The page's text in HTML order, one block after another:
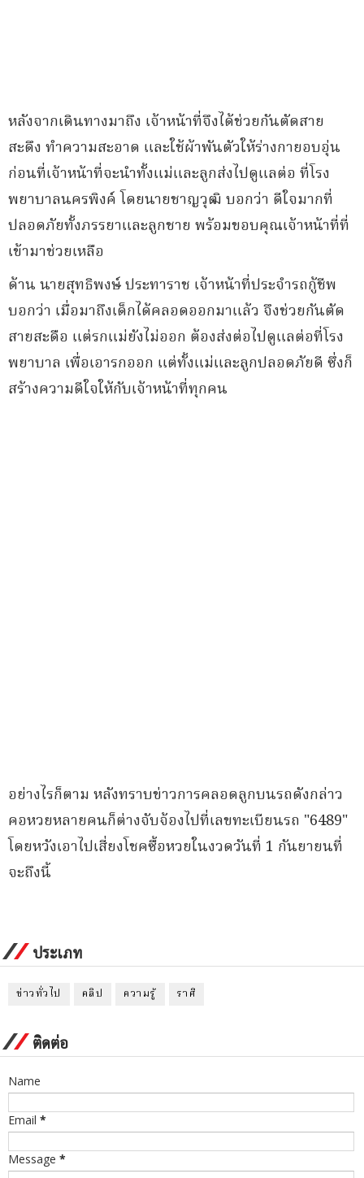
หลังจากเดินทางมาถึง เจ้าหน้าที่จึงได้ช่วยกันตัดสาย
สะดึง ทำความสะอาด และใช้ผ้าพันตัวให้ร่างกายอบอุ่น
ก่อนที่เจ้าหน้าที่จะนำทั้งแม่และลูกส่งไปดูแลต่อ ที่โรง
พยาบาลนครพิงค์ โดยนายชาญวุฒิ บอกว่า ดีใจมากที่
ปลอดภัยทั้งภรรยาและลูกชาย พร้อมขอบคุณเจ้าหน้าที่ที่
เข้ามาช่วยเหลือ
ด้าน นายสุทธิพงษ์ ประทาราช เจ้าหน้าที่ประจำรถกู้ชีพ
บอกว่า เมื่อมาถึงเด็กได้คลอดออกมาแล้ว จึงช่วยกันตัด
สายสะดือ แต่รกแม่ยังไม่ออก ต้องส่งต่อไปดูแลต่อที่โรง
พยาบาล เพื่อเอารกออก แต่ทั้งแม่และลูกปลอดภัยดี ซึ่งก็
สร้างความดีใจให้กับเจ้าหน้าที่ทุกคน
อย่างไรก็ตาม หลังทราบข่าวการคลอดลูกบนรถดังกล่าว
คอหวยหลายคนก็ต่างจับจ้องไปที่เลขทะเบียนรถ "6489"
โดยหวังเอาไปเสี่ยงโชคซื้อหวยในงวดวันที่ 1 กันยายนที่
จะถึงนี้
ประเภท
ข่าวทั่วไป คลิป ความรู้ ราศี
ติดต่อ
Name
Email *
Message *